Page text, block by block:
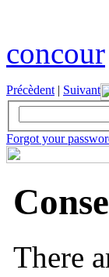
concour
Précèdent | Suivant
Forgot your
There